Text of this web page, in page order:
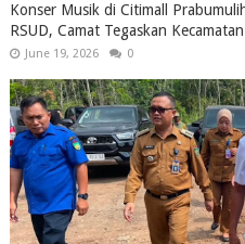
Konser Musik di Citimall
RSUD, Camat Tegaskan
June 19, 2026 0